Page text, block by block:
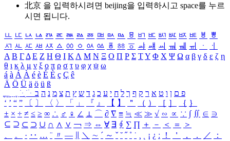
北京 을 입력하시려면 beijing을 입력하시고 space를 누르
시면 됩니다.
ㅥ ㅦ ㅧ ㅨ ㅩ ㅪ ㅫ ㅬ ㅭ ㅮ ㅯ ㅰ ㅱ ㅲ ㅳ ㅴ ㅵ ㅶ ㅷ ㅸ
ㅹ
ㅺ ㅻ ㅼ ㅽ ㅾ ㅿ ㆀ ㆁ ㆂ ㆃ ㆄ ㆅ ㆆ ㆇ ㆈ ㆉ ㆊ ㆋ ㆌ ㆍ
ㆎ
Α Β ΓΔ Ε Ζ Η Θ Ι ΚΛ Μ Ν Ξ Ο Π Ρ Σ ΤΥ Φ Χ Ψ Ω α β γ δ ε ζ η
θ ι κ λ μ ν ξ ο π ρ σ τ υ φ χ ψ ω
á à Á À é è É È ç Ç ê
Ä Ö Ü ä ö ü ß
ִֶֹ ֻּ ׁׂ פ ם ן ו ט א ר ק ף ך ל ח י ע כ ג ד ש ץ ת צ מ נ ה ב
‘ ’ “ ” 〔 〕 〈 〉 「 」 『 』 【 】 ＂ （ ） ［ ］ ｛ ｝
± × ÷ ≠ ≤ ≥ ∞ ∴ ♂ ♀ ∠ ⊥ ⌒ ∂ ∇ ≡ ≒ ≪ ≫ √ ∽ ∝ ∵ ∫ ∬ ∈ ∋
⊆ ⊇ ⊂ ⊃ ∪ ∩ ∧ ∨ ￢ ⇒ ⇔ ∀ ∃ ∮ ∑ ∏ ＋ － ＜ ＝
＞
、
。 · ‥ … ¨ 〃 ― ＼ ∼ ´ ～ ˇ ˘ ˝ ˚ ˙ ¸ ¡ ¿ ː ！ ＇ ， ． ／
：